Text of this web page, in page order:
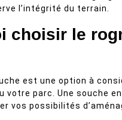
l’intégrité du terrain.
choisir le
est une option à
votre parc. Une souche
vos possibilités